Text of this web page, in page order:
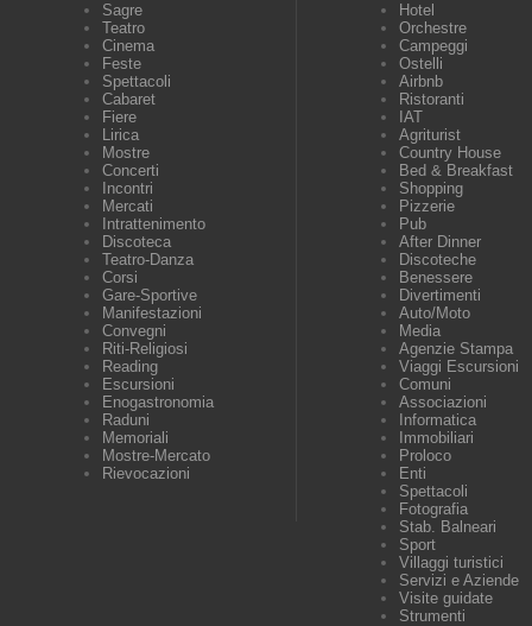
Sagre
Teatro
Cinema
Feste
Spettacoli
Cabaret
Fiere
Lirica
Mostre
Concerti
Incontri
Mercati
Intrattenimento
Discoteca
Teatro-Danza
Corsi
Gare-Sportive
Manifestazioni
Convegni
Riti-Religiosi
Reading
Escursioni
Enogastronomia
Raduni
Memoriali
Mostre-Mercato
Rievocazioni
Hotel
Orchestre
Campeggi
Ostelli
Airbnb
Ristoranti
IAT
Agriturist
Country House
Bed & Breakfast
Shopping
Pizzerie
Pub
After Dinner
Discoteche
Benessere
Divertimenti
Auto/Moto
Media
Agenzie Stampa
Viaggi Escursioni
Comuni
Associazioni
Informatica
Immobiliari
Proloco
Enti
Spettacoli
Fotografia
Stab. Balneari
Sport
Villaggi turistici
Servizi e Aziende
Visite guidate
Strumenti